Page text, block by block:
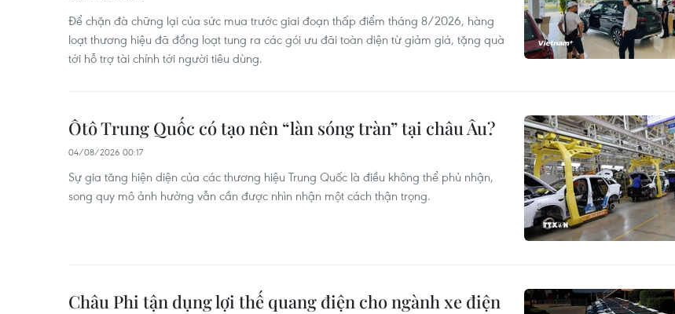
Để chặn đà chững lại của sức mua trước giai đoạn thấp điểm tháng 8/2026, hàng
loạt thương hiệu đã đồng loạt tung ra các gói ưu đãi toàn diện từ giảm giá, tặng quà
tới hỗ trợ tài chính tới người tiêu dùng.
Ôtô Trung Quốc có tạo nên “làn sóng tràn” tại châu Âu?
04/08/2026 00:17
Sự gia tăng hiện diện của các thương hiệu Trung Quốc là điều không thể phủ nhận,
song quy mô ảnh hưởng vẫn cần được nhìn nhận một cách thận trọng.
Châu Phi tận dụng lợi thế quang điện cho ngành xe điện